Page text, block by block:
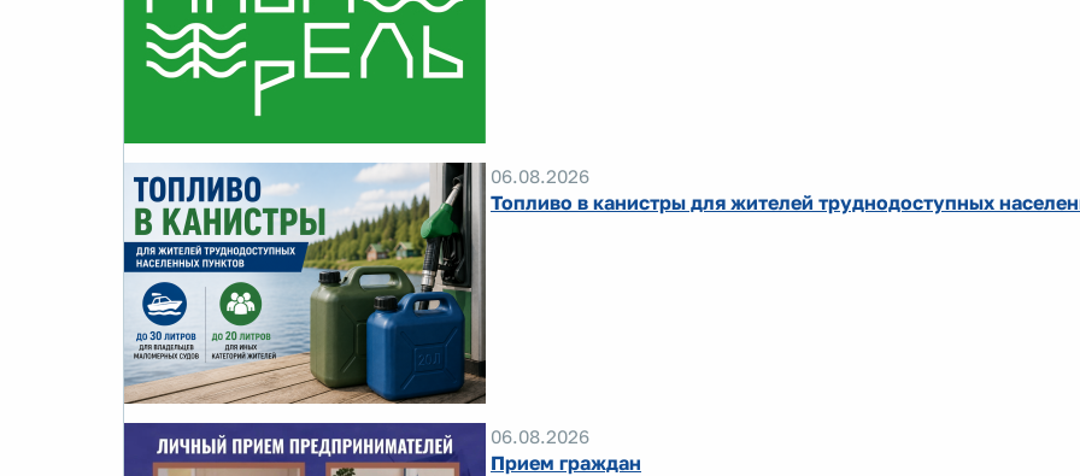
06.08.2026
Топливо в канистры для жителей труднодоступных
06.08.2026
Прием граждан